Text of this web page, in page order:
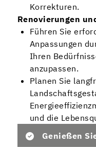
Korrekturen.
Renovierungen
Führen Sie
Anpassungen
Ihren
anzupassen.
Planen Sie
und die
Genießen